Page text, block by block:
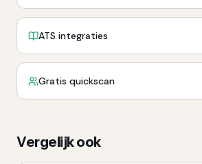
ATS integraties
Gratis quickscan
Vergelijk ook